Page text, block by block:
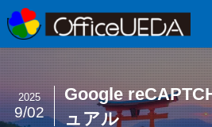
Google
ュアル
2025
9/02